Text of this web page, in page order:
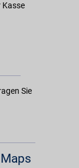
Kasse
Sie